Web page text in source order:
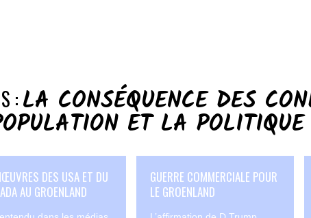
:LA CONSÉQUENCE DES
ET LA
DES USA ET DU
AU GROENLAND
GUERRE COMMERCIALE POUR
LE GROENLAND